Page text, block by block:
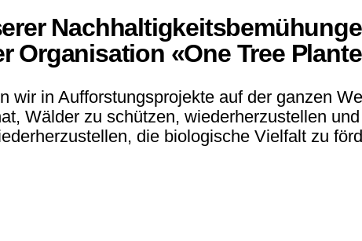
Organisation «One Tree
wir in Aufforstungsprojekte auf der ganzen
Wälder zu schützen, wiederherzustellen
die biologische Vielfalt zu